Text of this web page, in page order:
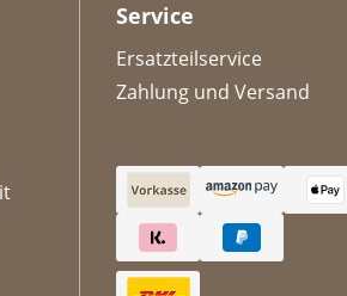
Service
Ersatzteilservice
Zahlung und Versand